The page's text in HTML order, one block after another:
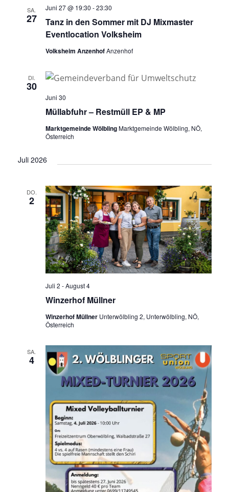
SA.
27
Tanz in den Sommer mit DJ Mixmaster
Eventlocation Volksheim
Juni 27 @ 19:30 -23:30
Volksheim AnzenhofAnzenhof
DI.
30
Müllabfuhr – Restmüll EP & MP
Juni 30
Marktgemeinde WölblingMarktgemeinde Wölbling, NÖ,
Österreich
Juli 2026
DO.
2
Winzerhof Müllner
Juli 2 -August 4
Winzerhof Müllner Unterwölbling 2, Unterwölbling, NÖ,
Österreich
SA.
4